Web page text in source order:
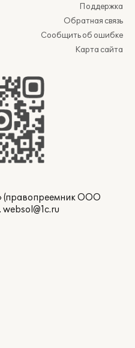
Поддержка
Обратная связь
Сообщить об ошибке
Карта сайта
(правопреемник ООО
websol@1c.ru